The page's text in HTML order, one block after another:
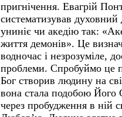
пригнічення. Евагрій
систематизував духовний
униніє чи акедію так:
життя демонів». Це
водночас і незрозуміле,
проблеми. Спробуймо це
Бог створив людину на
вона стала подобою Його
через пробудження в ній